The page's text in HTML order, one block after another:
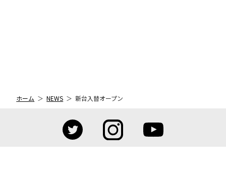
ホーム NEWS 新台入替オープン